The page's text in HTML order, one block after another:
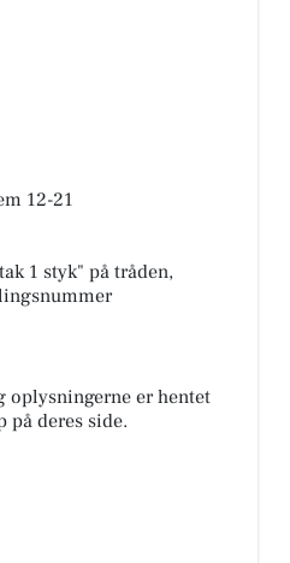
12-21
1 styk" på tråden,
oplysningerne er hentet
på deres side.